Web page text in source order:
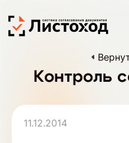
Контроль
11.12.2014